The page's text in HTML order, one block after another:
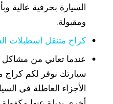
السيارة بحرفية عالية
ومقبولة.
كراج متنقل اسطبلات
عندما تعاني من
سيارتك نوفر لكم
الأجزاء العاطلة في